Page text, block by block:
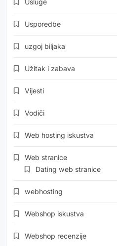
Usluge
Usporedbe
uzgoj biljaka
Užitak i zabava
Vijesti
Vodiči
Web hosting iskustva
Web stranice
Dating web stranice
webhosting
Webshop iskustva
Webshop recenzije